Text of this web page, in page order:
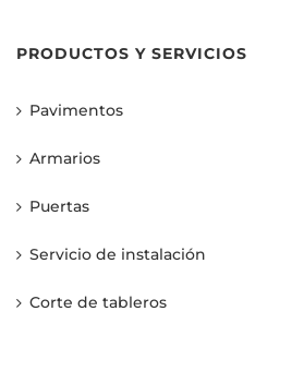
PRODUCTOS Y SERVICIOS
Pavimentos
Armarios
Puertas
Servicio de instalación
Corte de tableros